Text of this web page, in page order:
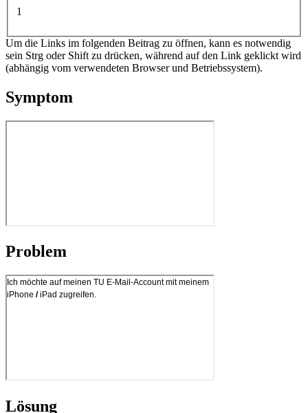
1
Um die Links im folgenden Beitrag zu öffnen, kann es notwendig
sein Strg oder Shift zu drücken, während auf den Link geklickt wird
(abhängig vom verwendeten Browser und Betriebssystem).
Symptom
Problem
Lösung